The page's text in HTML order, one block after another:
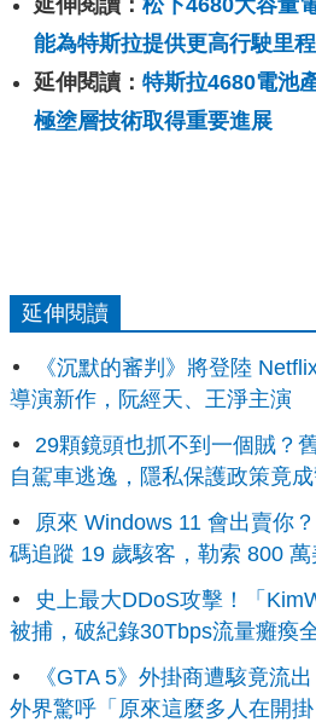
能為特斯拉提供更高行駛里程
延伸閱讀： 特斯拉4680電池
極塗層技術取得重要進展
延伸閱讀
《沉默的審判》將登陸
導演新作，阮經天、王淨主演
29顆鏡頭也抓不到一個賊？
自駕車逃逸，隱私保護政策竟
原來 Windows 11 會出賣你
碼追蹤 19 歲駭客，勒索 800
史上最大DDoS攻擊！「
被捕，破紀錄30Tbps流量癱瘓
《GTA 5》外掛商遭駭竟流
外界驚呼「原來這麼多人在開掛